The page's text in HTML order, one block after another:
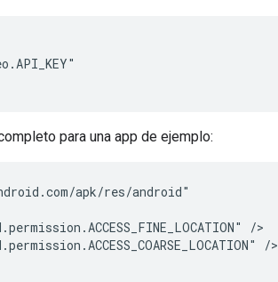
para una app de ejemplo:
apk/res/android"
/>
/>